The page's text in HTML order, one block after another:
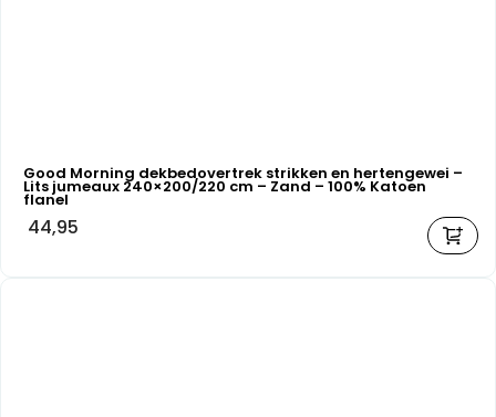
Good Morning dekbedovertrek strikken en hertengewei –
Lits jumeaux 240×200/220 cm – Zand – 100% Katoen
flanel
44,95